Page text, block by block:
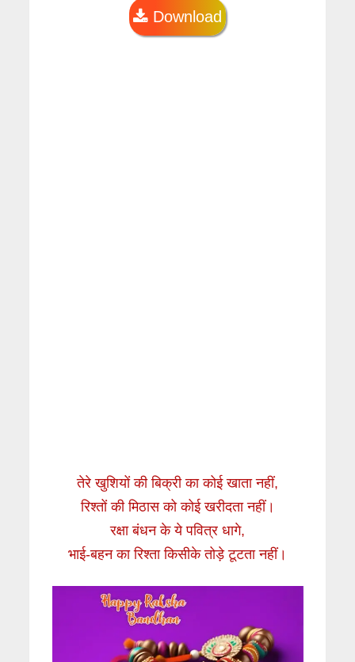
Download
तेरे खुशियों की बिक्री का कोई खाता नहीं,
रिश्तों की मिठास को कोई खरीदता नहीं।
रक्षा बंधन के ये पवित्र धागे,
भाई-बहन का रिश्ता किसीके तोड़े टूटता नहीं।